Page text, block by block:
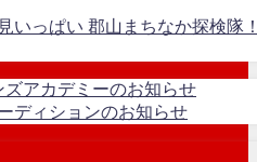
いっぱい 郡山まちなか探検隊
アカデミーのお知らせ
ディションのお知らせ